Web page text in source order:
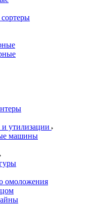
утилизации
машины
омоложения